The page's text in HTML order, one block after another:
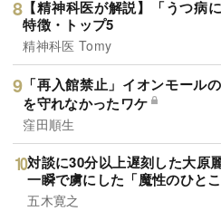
【精神科医が解説】「うつ病
特徴・トップ5
精神科医 Tomy
「再入館禁止」イオンモール
を守れなかったワケ
窪田順生
対談に30分以上遅刻した大原
一瞬で虜にした「魔性のひと
五木寛之